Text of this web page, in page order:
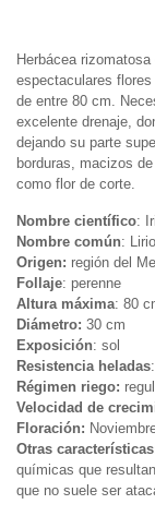
Herbácea
espectaculares
de entre 80 cm.
excelente drenaje,
dejando su parte
borduras, macizos
como flor de corte.
Nombre científico:
Nombre común: Lirio
Origen: región del
Follaje: perenne
Altura máxima: 80
Diámetro: 30 cm
Exposición: sol
Resistencia heladas
Régimen riego:
Velocidad de
Floración:
Otras
químicas que
que no suele ser